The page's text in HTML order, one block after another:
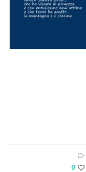
0